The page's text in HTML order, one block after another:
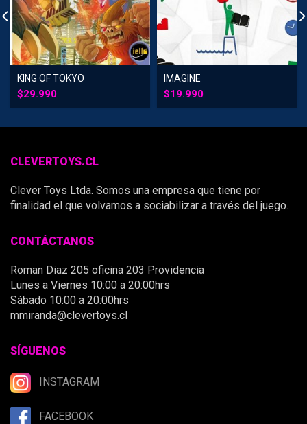
KING OF TOKYO
$29.990
IMAGINE
$19.990
CLEVERTOYS.CL
Clever Toys Ltda. Somos una empresa que tiene por
finalidad el que volvamos a sociabilizar a través del juego.
CONTÁCTANOS
Roman Diaz 205 oficina 203 Providencia
Lunes a Viernes 10:00 a 20:00hrs
Sábado 10:00 a 20:00hrs
mmiranda@clevertoys.cl
SÍGUENOS
INSTAGRAM
FACEBOOK